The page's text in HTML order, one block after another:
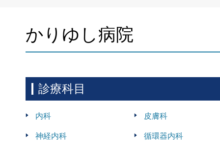
かりゆし病院
診療科目
内科 皮膚科
神経内科 循環器内科